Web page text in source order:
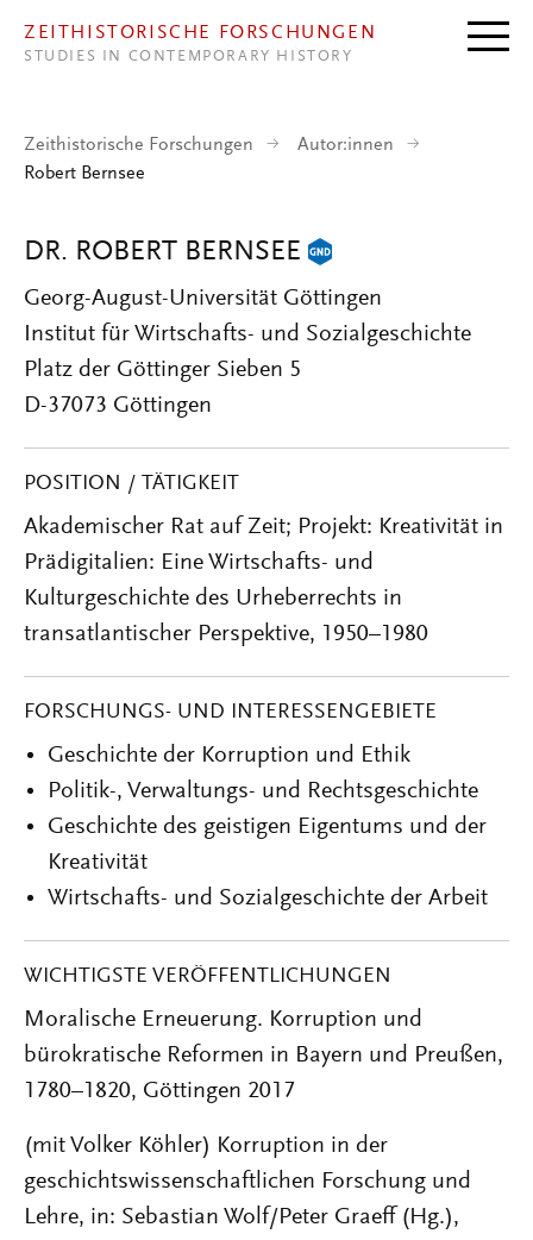
ZEITHISTORISCHE FORSCHUNGEN
STUDIES IN CONTEMPORARY HISTORY
Zeithistorische Forschungen
Autor:innen
Robert Bernsee
DR. ROBERT BERNSEE
Georg-August-Universität Göttingen
Institut für Wirtschafts- und Sozialgeschichte
Platz der Göttinger Sieben 5
D-37073 Göttingen
POSITION / TÄTIGKEIT
Akademischer Rat auf Zeit; Projekt: Kreativität in
Prädigitalien: Eine Wirtschafts- und
Kulturgeschichte des Urheberrechts in
transatlantischer Perspektive, 1950–1980
FORSCHUNGS- UND INTERESSENGEBIETE
Geschichte der Korruption und Ethik
Politik-, Verwaltungs- und Rechtsgeschichte
Geschichte des geistigen Eigentums und der
Kreativität
Wirtschafts- und Sozialgeschichte der Arbeit
WICHTIGSTE VERÖFFENTLICHUNGEN
Moralische Erneuerung. Korruption und
bürokratische Reformen in Bayern und Preußen,
1780–1820, Göttingen 2017
(mit Volker Köhler) Korruption in der
geschichtswissenschaftlichen Forschung und
Lehre, in: Sebastian Wolf/Peter Graeff (Hg.),